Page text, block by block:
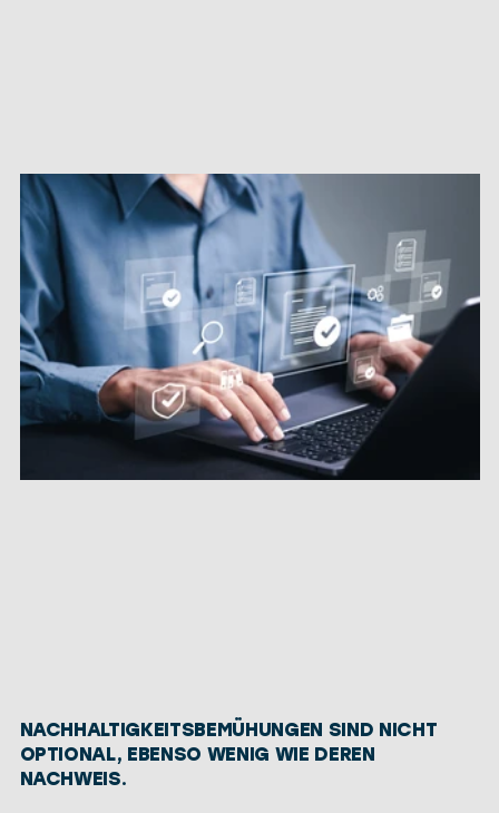
NACHHALTIGKEITSBEMÜHUNGEN SIND NICHT
OPTIONAL, EBENSO WENIG WIE DEREN
NACHWEIS.